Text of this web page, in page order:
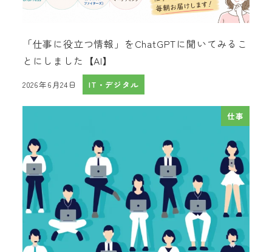
「仕事に役立つ情報」をChatGPTに聞いてみるこ
とにしました【AI】
投稿日
2026年6月24日 IT・デジタル
仕事